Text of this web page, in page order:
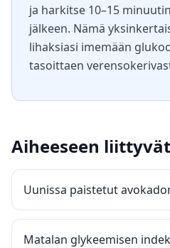
ja harkitse 10–15
jälkeen. Nämä
lihaksiasi imemään
tasoittaen
Aiheeseen
Uunissa paistetut
Matalan glykeemisen